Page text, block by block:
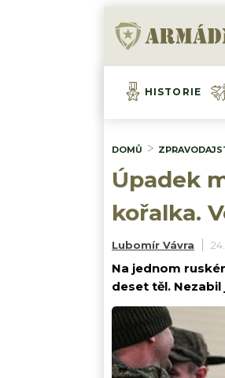
HISTORIE
DOMŮ
Úpadek
kořalka.
Lubomír Vávra
Na jednom
deset těl.